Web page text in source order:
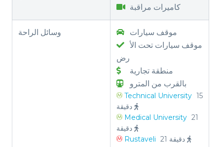
كاميرات مراقبة
وسائل الراحة
موقف سيارات
رض
منطقة تجارية
بالقرب من المترو
Technical University 15
Medical University 21
Rustaveli